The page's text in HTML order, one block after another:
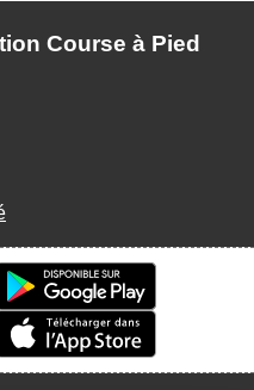
Course à Pied